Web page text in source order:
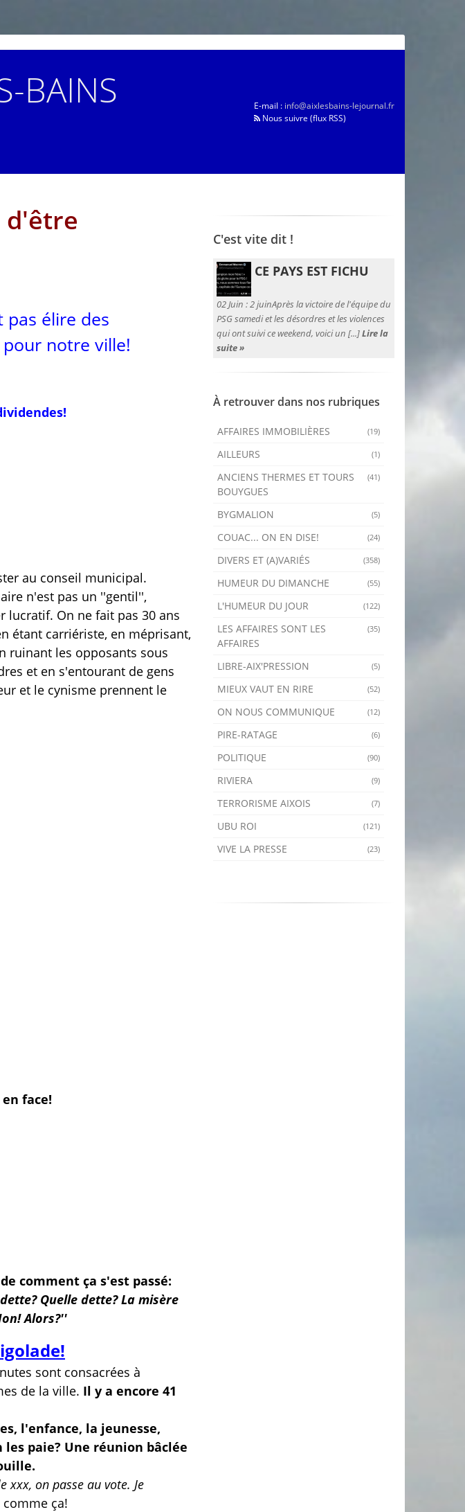
BAINS E-mail : info@aixlesbains-lejournal.fr
Nous suivre (flux RSS)
d'être
élire des
notre ville!
au conseil municipal.
n'est pas un ''gentil'',
lucratif. On ne fait pas 30 ans
étant carriériste, en méprisant,
ruinant les opposants sous
et en s'entourant de gens
et le cynisme prennent le
face!
comment ça s'est passé:
Quelle dette? La misère
Alors?''
sont consacrées à
de la ville. Il y a encore 41
l'enfance, la jeunesse,
paie? Une réunion bâclée
xxx, on passe au vote. Je
ça!
C'est vite dit !
CE PAYS EST FICHU
02 Juin :2 juinAprès la victoire de l'équipe du
PSG samedi et les désordres et les violences
qui ont suivi ce weekend, voici un [...]Lire la
suite »
À retrouver dans nos rubriques
(19)
AFFAIRES IMMOBILIÈRES
(1)
AILLEURS
(41)
ANCIENS THERMES ET TOURS
BOUYGUES
(5)
BYGMALION
(24)
COUAC... ON EN DISE!
(358)
DIVERS ET (A)VARIÉS
(55)
HUMEUR DU DIMANCHE
(122)
L'HUMEUR DU JOUR
(35)
LES AFFAIRES SONT LES
AFFAIRES
(5)
LIBRE-AIX'PRESSION
(52)
MIEUX VAUT EN RIRE
(12)
ON NOUS COMMUNIQUE
(6)
PIRE-RATAGE
(90)
POLITIQUE
(9)
RIVIERA
(7)
TERRORISME AIXOIS
(121)
UBU ROI
(23)
VIVE LA PRESSE